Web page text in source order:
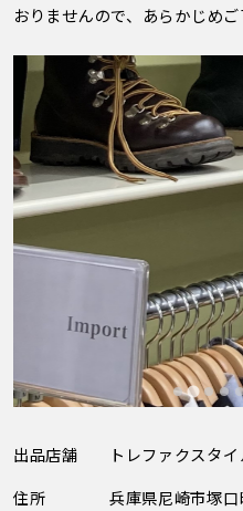
おりませんので、あらかじめご
出品店舗
トレファクスタ
住所
兵庫県尼崎市塚